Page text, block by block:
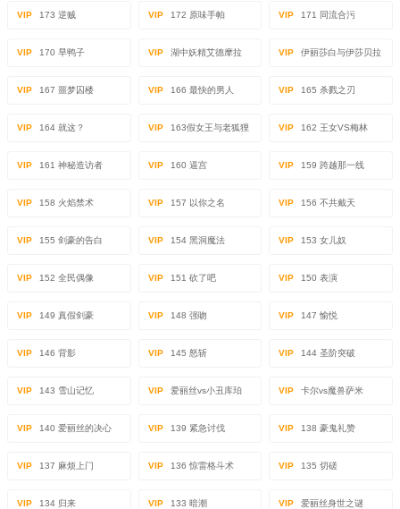
VIP 173 逆贼 VIP 172 原味手帕 VIP 171 同流合污
VIP 170 旱鸭子 VIP 湖中妖精艾德摩拉 VIP 伊丽莎白与伊莎贝拉
VIP 167 噩梦囚楼 VIP 166 最快的男人 VIP 165 杀戮之刃
VIP 164 就这？ VIP 163假女王与老狐狸 VIP 162 王女VS梅林
VIP 161 神秘造访者 VIP 160 逼宫 VIP 159 跨越那一线
VIP 158 火焰禁术 VIP 157 以你之名 VIP 156 不共戴天
VIP 155 剑豪的告白 VIP 154 黑洞魔法 VIP 153 女儿奴
VIP 152 全民偶像 VIP 151 砍了吧 VIP 150 表演
VIP 149 真假剑豪 VIP 148 强吻 VIP 147 愉悦
VIP 146 背影 VIP 145 怒斩 VIP 144 圣阶突破
VIP 143 雪山记忆 VIP 爱丽丝vs小丑库珀 VIP 卡尔vs魔兽萨米
VIP 140 爱丽丝的决心 VIP 139 紧急讨伐 VIP 138 豪鬼礼赞
VIP 137 麻烦上门 VIP 136 惊雷格斗术 VIP 135 切磋
VIP 134 归来 VIP 133 暗潮 VIP 爱丽丝身世之谜